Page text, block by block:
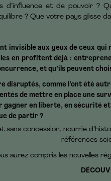
d’influence et de pouvoir
? Que votre pays glisse
invisible aux yeux de ceux
en profitent déjà :
et qu’ils peuvent
disruptés, comme l’ont été
de mettre en place une
en liberté, en sécurité
de partir ?
sans concession, nourrie
références
aurez compris les nouvelles